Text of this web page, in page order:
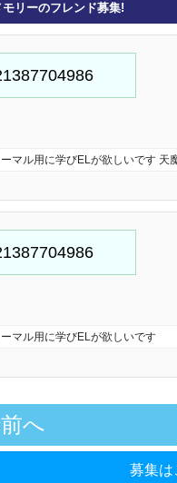
リーのフレンド募集!
マル用に学びELが欲しいです 天
マル用に学びELが欲しいです
へ
募集は